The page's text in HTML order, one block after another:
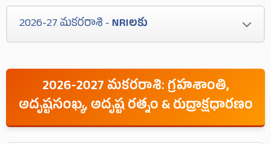
లభించును. అందరి దృష్టిని ఆకర్షించగలరు.
రాజకీయ నాయకులకు అత్యంత గౌరవ మర్యాదలు
పొందుదురు. ప్రజా, ప్రభుత్వ గుర్తింపుతో నూతన
బాగుండును. అభివృద్ధి కలుగును.
2026-27 మకరరాశి - NRIలకు
NRIలకు అనుకూల కాలము. విదేశీయాన అవకాశములు
పొందగలరు. స్పెక్యులేషన్ లాభించును.
2026-2027 మకరరాశి: గ్రహశాంతి,
అదృష్టసంఖ్య, అదృష్ట రత్నం & రుద్రాక్షధారణం